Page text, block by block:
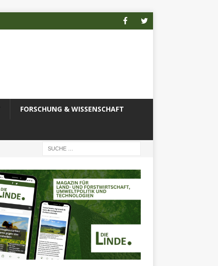
FORSCHUNG & WISSENSCHAFT